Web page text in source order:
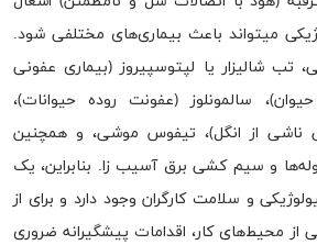
میتواند باعث بیماری‌های مختلفی شود.
تب شالیزار یا لپتوسپیروز (بیماری عفونی
سالمونلوز (عفونت روده حیوانات)،
ناشی از انگل)، تیفوس موشی، و همچنین
و سیم کشی برق آسیب زا. بنابراین، یک
و سلامت کارگران وجود دارد و برای از
از محیط‌های کار، اقدامات پیشگیرانه ضروری